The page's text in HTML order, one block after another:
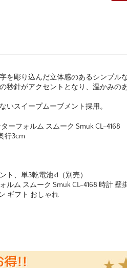
を彫り込んだ立体感のあるシンプル
秒針がアクセントとなり、温かみの
いスイープムーブメント採用。
ーフォルム スムーク Smuk CL-4168
行3cm
、単3乾電池×1（別売）
ルム スムーク Smuk CL-4168 時計 壁
ギフト おしゃれ